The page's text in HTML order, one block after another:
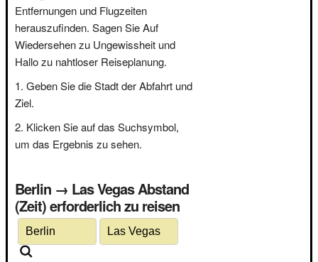
Entfernungen und Flugzeiten
herauszufinden. Sagen Sie Auf
Wiedersehen zu Ungewissheit und
Hallo zu nahtloser Reiseplanung.
Geben Sie die Stadt der Abfahrt und
Ziel.
Klicken Sie auf das Suchsymbol,
um das Ergebnis zu sehen.
Berlin → Las Vegas Abstand
(Zeit) erforderlich zu reisen